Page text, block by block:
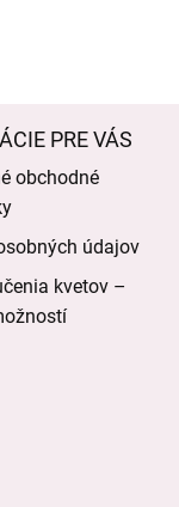
PRE VÁS
obchodné
údajov
kvetov –